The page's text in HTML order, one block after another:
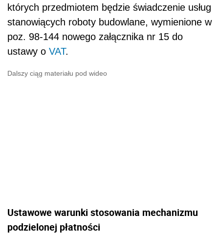
których przedmiotem będzie świadczenie usług
stanowiących roboty budowlane, wymienione w
poz. 98-144 nowego załącznika nr 15 do
ustawy o VAT.
Dalszy ciąg materiału pod wideo
Ustawowe warunki stosowania mechanizmu
podzielonej płatności